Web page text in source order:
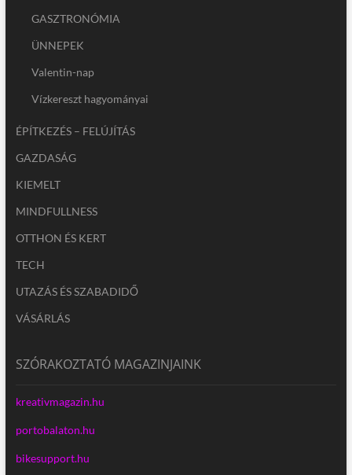
GASZTRONÓMIA
ÜNNEPEK
Valentin-nap
Vízkereszt hagyományai
ÉPÍTKEZÉS – FELÚJÍTÁS
GAZDASÁG
KIEMELT
MINDFULLNESS
OTTHON ÉS KERT
TECH
UTAZÁS ÉS SZABADIDŐ
VÁSÁRLÁS
SZÓRAKOZTATÓ MAGAZINJAINK
kreativmagazin.hu
portobalaton.hu
bikesupport.hu